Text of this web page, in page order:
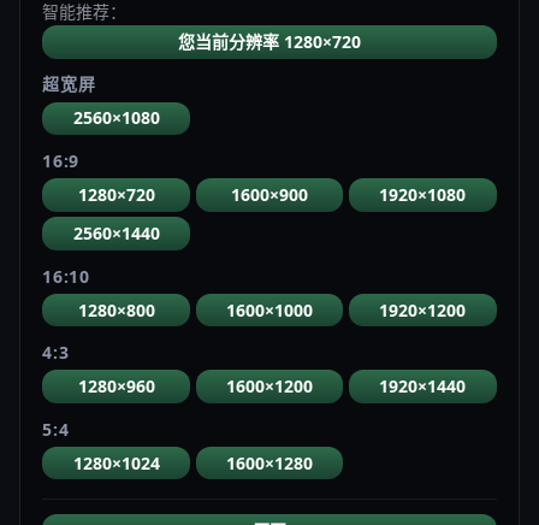
智能推荐：
您当前分辨率 1280×720
超宽屏
2560×1080
16:9
1280×720
1600×900
1920×1080
2560×1440
16:10
1280×800
1600×1000
1920×1200
4:3
1280×960
1600×1200
1920×1440
5:4
1280×1024
1600×1280